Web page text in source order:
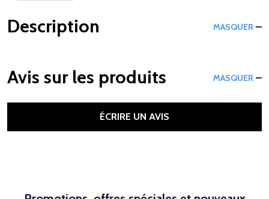
Description MASQUER
Avis sur les produits MASQUER
ÉCRIRE UN AVIS